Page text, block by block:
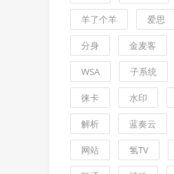
羊了个羊 爱思
分身 金麦客
WSA 子系统
徕卡 水印
解析 蓝奏云
网站 氢TV